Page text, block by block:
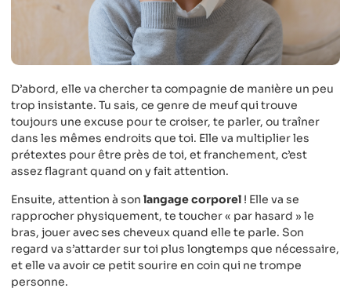
D’abord, elle va chercher ta compagnie de manière un peu
trop insistante. Tu sais, ce genre de meuf qui trouve
toujours une excuse pour te croiser, te parler, ou traîner
dans les mêmes endroits que toi. Elle va multiplier les
prétextes pour être près de toi, et franchement, c’est
assez flagrant quand on y fait attention.
Ensuite, attention à son langage corporel ! Elle va se
rapprocher physiquement, te toucher « par hasard » le
bras, jouer avec ses cheveux quand elle te parle. Son
regard va s’attarder sur toi plus longtemps que nécessaire,
et elle va avoir ce petit sourire en coin qui ne trompe
personne.